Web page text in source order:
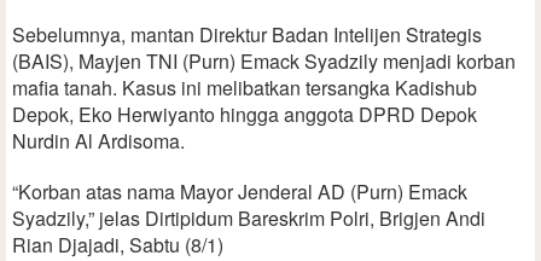
Sebelumnya, mantan Direktur Badan Intelijen Strategis
(BAIS), Mayjen TNI (Purn) Emack Syadzily menjadi korban
mafia tanah. Kasus ini melibatkan tersangka Kadishub
Depok, Eko Herwiyanto hingga anggota DPRD Depok
Nurdin Al Ardisoma.
“Korban atas nama Mayor Jenderal AD (Purn) Emack
Syadzily,” jelas Dirtipidum Bareskrim Polri, Brigjen Andi
Rian Djajadi, Sabtu (8/1)